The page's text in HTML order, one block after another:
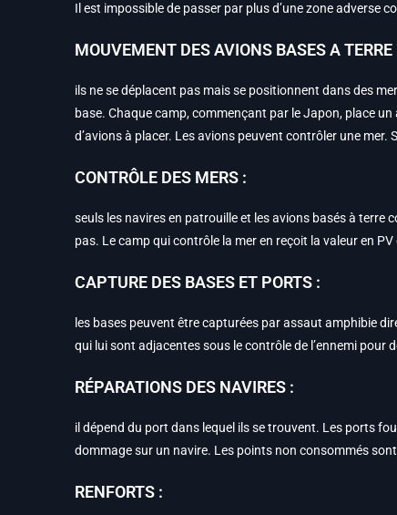
Il est impossible de passer par plus d’une zone adverse
MOUVEMENT DES AVIONS BASES A TERRE
ils ne se déplacent pas mais se positionnent dans des
base. Chaque camp, commençant par le Japon, place un
d’avions à placer. Les avions peuvent contrôler une
CONTRÔLE DES MERS :
seuls les navires en patrouille et les avions basés à
pas. Le camp qui contrôle la mer en reçoit la valeur en
CAPTURE DES BASES ET PORTS :
les bases peuvent être capturées par assaut amphibie
qui lui sont adjacentes sous le contrôle de l’ennemi pour
RÉPARATIONS DES NAVIRES :
il dépend du port dans lequel ils se trouvent. Les ports
dommage sur un navire. Les points non consommés
RENFORTS :